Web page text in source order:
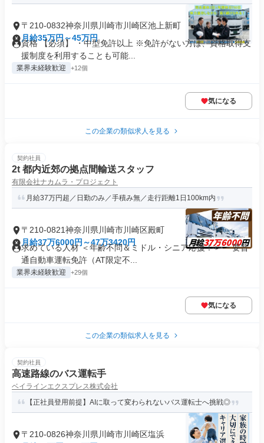
〒210-0832神奈川県川崎市川崎区池上新町
月給35万円～45万円
資格 【必須】 ・中型免許以上 ※免許がない方は、資格取得支
援制度を利用することも可能...
業界未経験歓迎 +12個
気になる
この企業の類似求人を見る
契約社員
2t 都内近郊の拠点間輸送スタッフ
有限会社ナカムラ・プロジェクト
月給37万円超／日勤のみ／手積み無／走行距離1日100km内
〒210-0821神奈川県川崎市川崎区殿町
月給37万6000円～47万3420円
求めている人材 ＜年齢不問＆ミドル・シニア応援！＞ ・要普
通自動車運転免許（AT限定不...
業界未経験歓迎 +29個
気になる
この企業の類似求人を見る
契約社員
高速路線のバス運転手
ベイラインエクスプレス株式会社
【正社員登用前提】AIに取って変わられないバス運転士へ挑戦◎
〒210-0826神奈川県川崎市川崎区塩浜